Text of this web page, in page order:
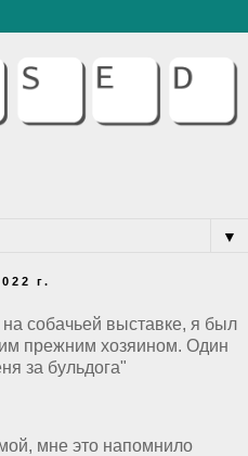
▼
г.
собачьей выставке, я был
прежним хозяином. Один
за бульдога"
мне это напомнило